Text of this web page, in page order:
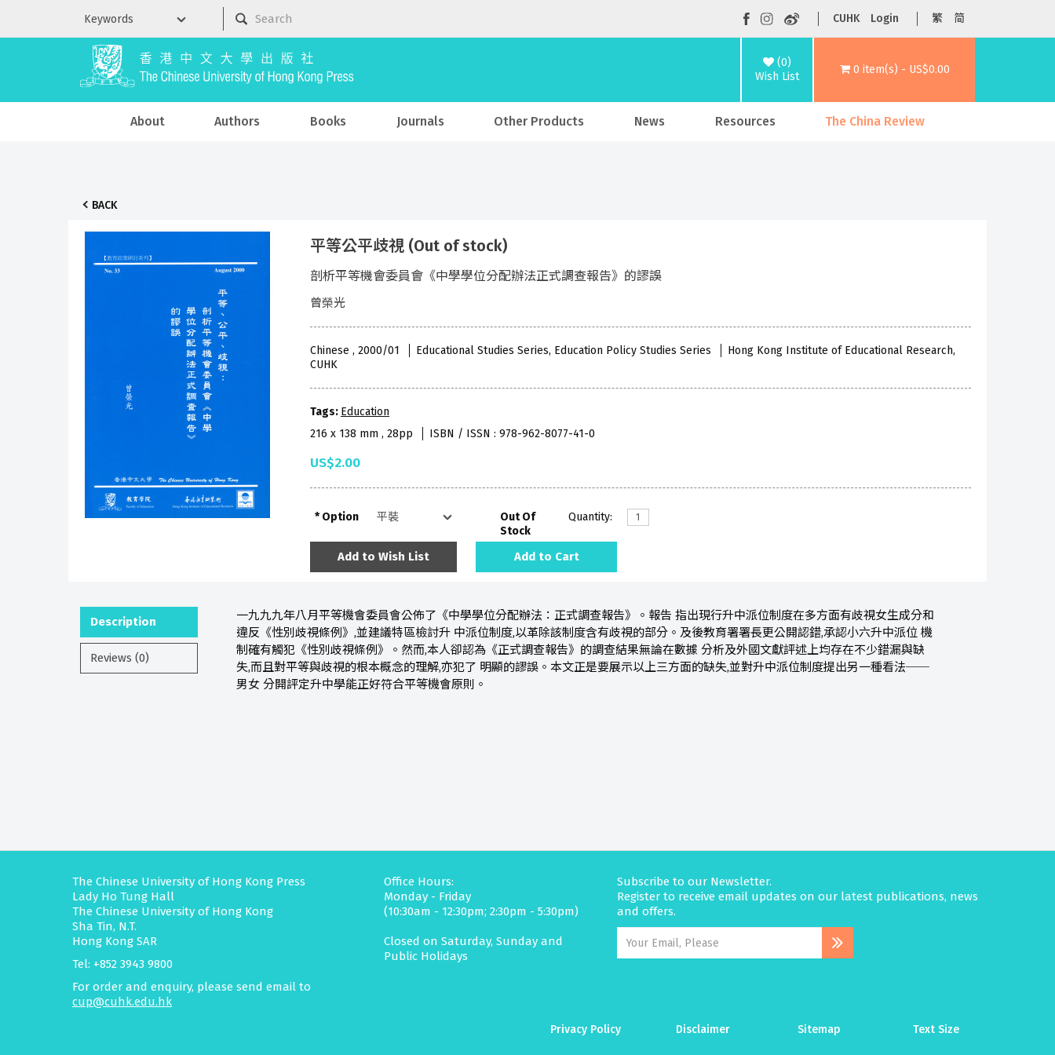
CUHK Login 繁 简
(0)
Wish List
0 item(s) - US$0.00
About Authors Books Journals Other Products News Resources The China Review
BACK
平等公平歧視 (Out of stock)
剖析平等機會委員會《中學學位分配辦法正式調查報告》的謬誤
曾榮光
Chinese , 2000/01 Educational Studies Series, Education Policy Studies Series
Hong Kong Institute of Educational Research,
CUHK
Tags: Education
216 x 138 mm , 28pp
ISBN / ISSN : 978-962-8077-41-0
US$2.00
Option
Out Of
Stock
Quantity:
Add to Wish List Add to Cart
Description
Reviews (0)
一九九九年八月平等機會委員會公佈了《中學學位分配辦法：正式調查報告》。報告 指出現行升中派位制度在多方面有歧視女生成分和
違反《性別歧視條例》,並建議特區檢討升 中派位制度,以革除該制度含有歧視的部分。及後教育署署長更公開認錯,承認小六升中派位 機
制確有觸犯《性別歧視條例》。然而,本人卻認為《正式調查報告》的調查結果無論在數據 分析及外國文獻評述上均存在不少錯漏與缺
失,而且對平等與歧視的根本概念的理解,亦犯了 明顯的謬誤。本文正是要展示以上三方面的缺失,並對升中派位制度提出另一種看法──
男女 分開評定升中學能正好符合平等機會原則。
The Chinese University of Hong Kong Press
Lady Ho Tung Hall
The Chinese University of Hong Kong
Sha Tin, N.T.
Hong Kong SAR
Tel: +852 3943 9800
For order and enquiry, please send email to
cup@cuhk.edu.hk
Office Hours:
Monday - Friday
(10:30am - 12:30pm; 2:30pm - 5:30pm)
Closed on Saturday, Sunday and
Public Holidays
Subscribe to our Newsletter.
Register to receive email updates on our latest publications, news
and offers.
Privacy Policy Disclaimer Sitemap Text Size